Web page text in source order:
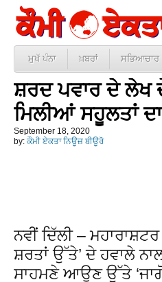
ਮੁਖੱ ਪੰਨਾ ਖ਼ਬਰਾਂ ਸਭਿਆਚਾਰ
ਸ਼ਰਦ ਪਵਾਰ ਦੇ ਲੇਖ
ਮਿਲੀਆਂ ਸਹੂਲਤਾਂ
September 18, 2020
by: ਕੌਮੀ ਏਕਤਾ ਨਿਊਜ਼ ਬੀਊਰੋ
ਨਵੀਂ ਦਿੱਲੀ –
ਸ਼ਰਤਾਂ ਉੱਤੇ’ ਦੇ ਹਵਾਲੇ
ਸਾਹਮਣੇ ਆਉਣ ਉੱਤੇ